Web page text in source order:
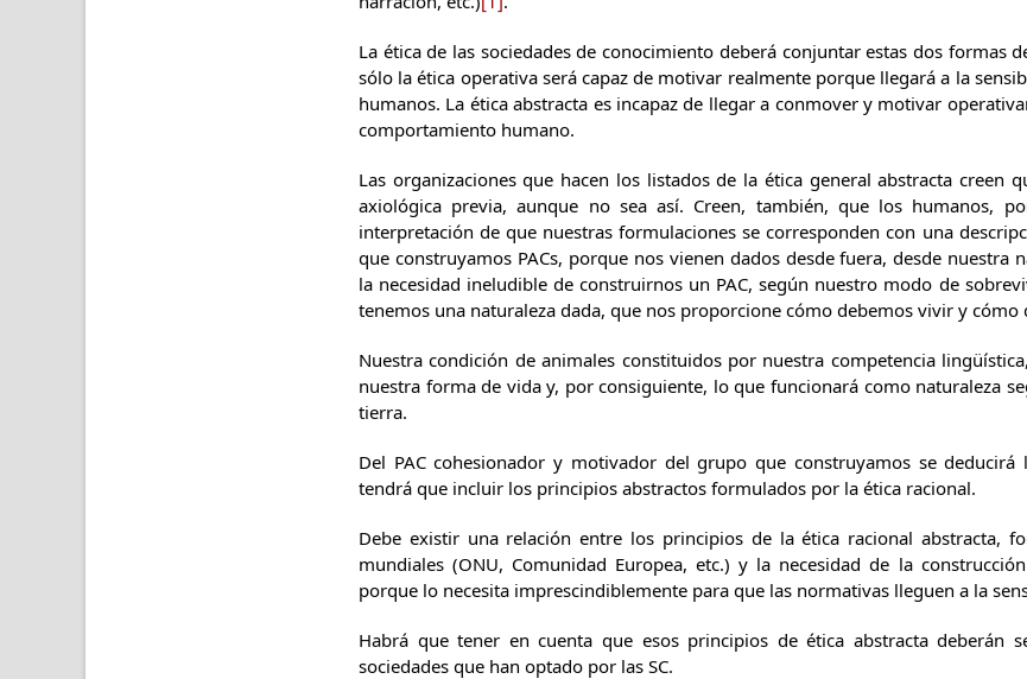
La ética de las sociedades de conocimiento deberá conjuntar estas dos formas
sólo la ética operativa será capaz de motivar realmente porque llegará a la
humanos. La ética abstracta es incapaz de llegar a conmover y motivar
comportamiento humano.
Las organizaciones que hacen los listados de la ética general abstracta creen
axiológica previa, aunque no sea así. Creen, también, que los humanos,
interpretación de que nuestras formulaciones se corresponden con una
que construyamos PACs, porque nos vienen dados desde fuera, desde nuestra
la necesidad ineludible de construirnos un PAC, según nuestro modo de
tenemos una naturaleza dada, que nos proporcione cómo debemos vivir y
Nuestra condición de animales constituidos por nuestra competencia
nuestra forma de vida y, por consiguiente, lo que funcionará como naturaleza
tierra.
Del PAC cohesionador y motivador del grupo que construyamos se
tendrá que incluir los principios abstractos formulados por la ética racional.
Debe existir una relación entre los principios de la ética racional abstracta,
mundiales (ONU, Comunidad Europea, etc.) y la necesidad de la
porque lo necesita imprescindiblemente para que las normativas lleguen a la
Habrá que tener en cuenta que esos principios de ética abstracta deberán
sociedades que han optado por las SC.